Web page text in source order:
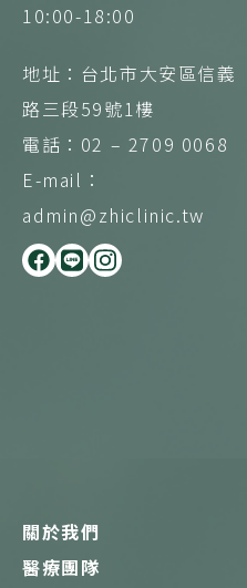
10:00-18:00
地址：台北市大安區信義
路三段59號1樓
電話：02 – 2709 0068
E-mail：
admin@zhiclinic.tw
F
a
L
i
I
n
關於我們
醫療團隊